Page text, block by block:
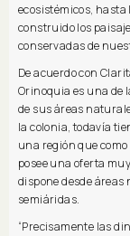
ecosistémicos,
construido los
conservadas de
De acuerdo con
Orinoquia es una de
de sus áreas
la colonia, todavía
una región que
posee una oferta
dispone desde
semiáridas.
“Precisamente las